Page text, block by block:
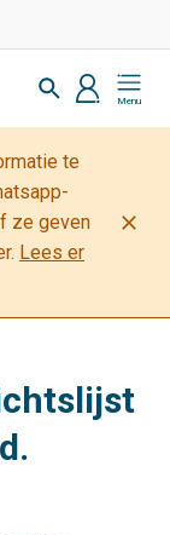
Zoeken
profiel
Mijn
Fluvius
te
ze geven
Lees er
close